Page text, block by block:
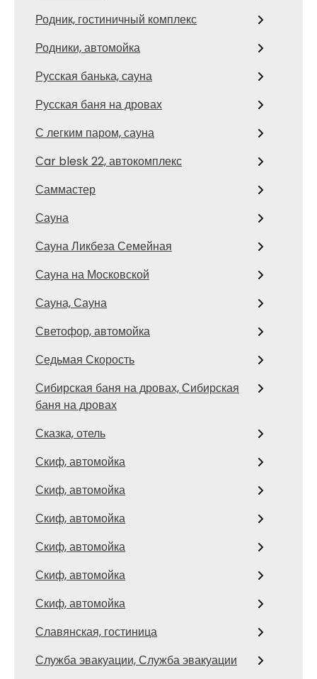
Родник, гостиничный комплекс
Родники, автомойка
Русская банька, сауна
Русская баня на дровах
С легким паром, сауна
Сar blesk 22, автокомплекс
Саммастер
Сауна
Сауна Ликбеза Семейная
Сауна на Московской
Сауна, Сауна
Светофор, автомойка
Седьмая Скорость
Сибирская баня на дровах, Сибирская
баня на дровах
Сказка, отель
Скиф, автомойка
Скиф, автомойка
Скиф, автомойка
Скиф, автомойка
Скиф, автомойка
Скиф, автомойка
Славянская, гостиница
Служба эвакуации, Служба эвакуации